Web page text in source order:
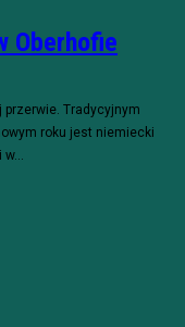
Oberhofie
przerwie. Tradycyjnym
roku jest niemiecki
w...